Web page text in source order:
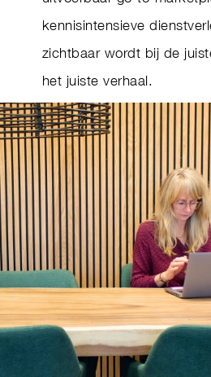
kennisintensieve
zichtbaar wordt bij de
het juiste verhaal.